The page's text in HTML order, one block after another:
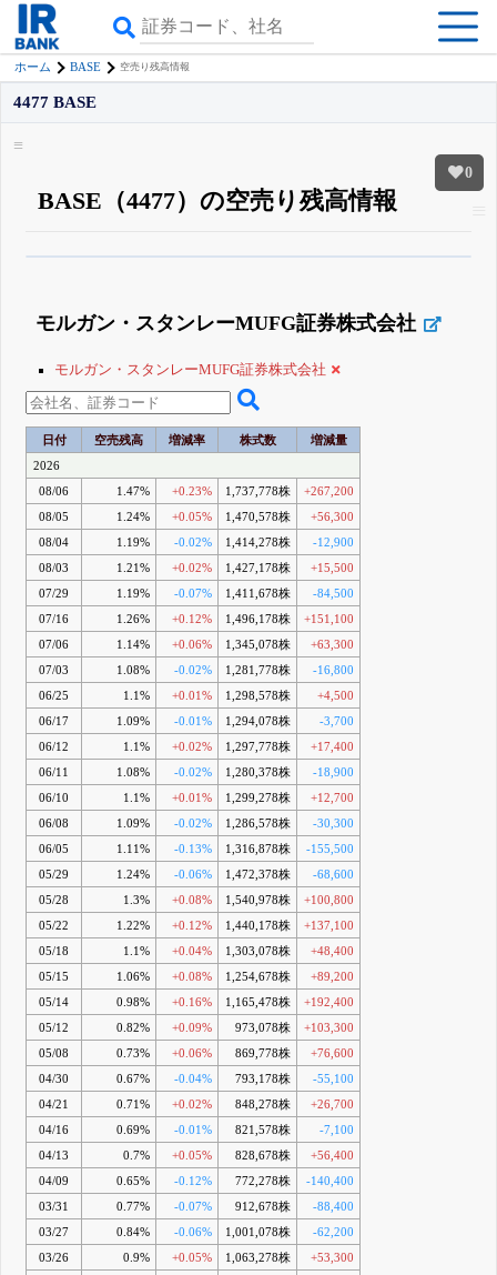
ホーム BASE 空売り残高情報
0
4477 BASE
BASE（4477）の空売り残高情報
登録すると永久30%OFFと米株版の先行利用も付きます
モルガン・スタンレーMUFG証券株式会社
モルガン・スタンレーMUFG証券株式会社
日付 空売残高 増減率 株式数
増減量
2026
08/06
1.47% +0.23% 1,737,778株
+267,200
08/05
1.24% +0.05% 1,470,578株
+56,300
08/04
1.19% -0.02% 1,414,278株
-12,900
08/03
1.21% +0.02% 1,427,178株
+15,500
07/29
1.19% -0.07% 1,411,678株
-84,500
07/16
1.26% +0.12% 1,496,178株
+151,100
07/06
1.14% +0.06% 1,345,078株
+63,300
07/03
1.08% -0.02% 1,281,778株
-16,800
06/25
1.1% +0.01% 1,298,578株
+4,500
06/17
1.09% -0.01% 1,294,078株
-3,700
06/12
1.1% +0.02% 1,297,778株
+17,400
06/11
1.08% -0.02% 1,280,378株
-18,900
06/10
1.1% +0.01% 1,299,278株
+12,700
06/08
1.09% -0.02% 1,286,578株
-30,300
06/05
1.11% -0.13% 1,316,878株
-155,500
05/29
1.24% -0.06% 1,472,378株
-68,600
05/28
1.3% +0.08% 1,540,978株
+100,800
05/22
1.22% +0.12% 1,440,178株
+137,100
05/18
1.1% +0.04% 1,303,078株
+48,400
05/15
1.06% +0.08% 1,254,678株
+89,200
05/14
0.98% +0.16% 1,165,478株
+192,400
05/12
0.82% +0.09% 973,078株
+103,300
05/08
0.73% +0.06% 869,778株
+76,600
04/30
0.67% -0.04% 793,178株
-55,100
04/21
0.71% +0.02% 848,278株
+26,700
04/16
0.69% -0.01% 821,578株
-7,100
04/13
0.7% +0.05% 828,678株
+56,400
04/09
0.65% -0.12% 772,278株
-140,400
03/31
0.77% -0.07% 912,678株
-88,400
03/27
0.84% -0.06% 1,001,078株
-62,200
03/26
0.9% +0.05% 1,063,278株
+53,300